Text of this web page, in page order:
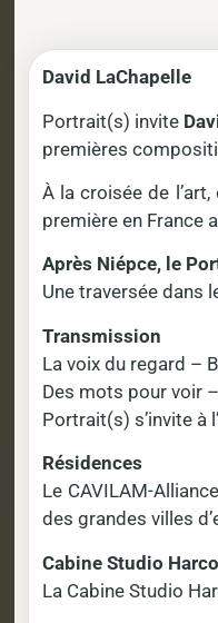
David LaChapelle
Portrait(s) invite
premières
À la croisée de
première en France
Après Niépce, le
Une traversée dans
Transmission
La voix du regard –
Des mots pour voir –
Portrait(s) s’invite à
Résidences
Le CAVILAM-
des grandes villes
Cabine Studio
La Cabine Studio